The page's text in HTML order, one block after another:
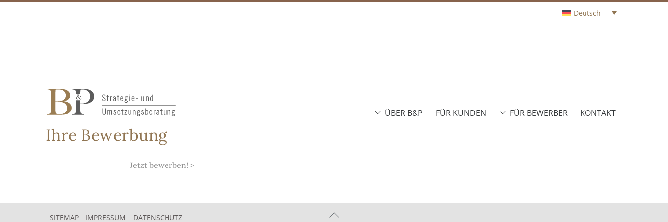
Skip
Deutsch
ÜBER B&P FÜR KUNDEN FÜR BEWERBER KONTAKT
Ihre Bewerbung
Jetzt bewerben! >
Back
SITEMAP IMPRESSUM DATENSCHUTZ